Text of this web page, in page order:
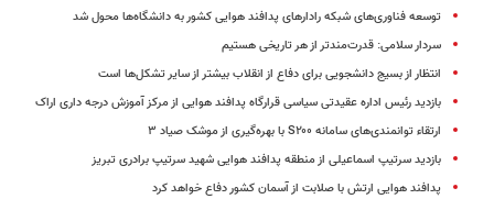
توسعه فناوری‌های شبکه رادارهای پدافند هوایی کشور به دانشگاه‌ها محول شد
سردار سلامی: قدرت‌مندتر از هر تاریخی هستیم
انتظار از بسیج دانشجویی برای دفاع از انقلاب بیشتر از سایر تشکل‌ها است
بازدید رئیس اداره عقیدتی سیاسی قرارگاه پدافند هوایی از مرکز آموزش درجه داری اراک
ارتقاء توانمندی‌های سامانه S۲۰۰ با بهره‌گیری از موشک صیاد ۳
بازدید سرتیپ اسماعیلی از منطقه پدافند هوایی شهید سرتیپ برادری تبریز
پدافند هوایی ارتش با صلابت از آسمان کشور دفاع خواهد کرد